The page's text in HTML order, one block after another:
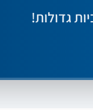
גדולות!